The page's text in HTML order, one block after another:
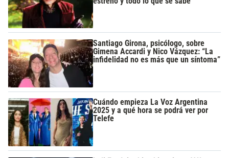
Santiago Girona, psicólogo, sobre
Gimena Accardi y Nico Vázquez: “La
infidelidad no es más que un síntoma”
Cuándo empieza La Voz Argentina
2025 y a qué hora se podrá ver por
Telefe